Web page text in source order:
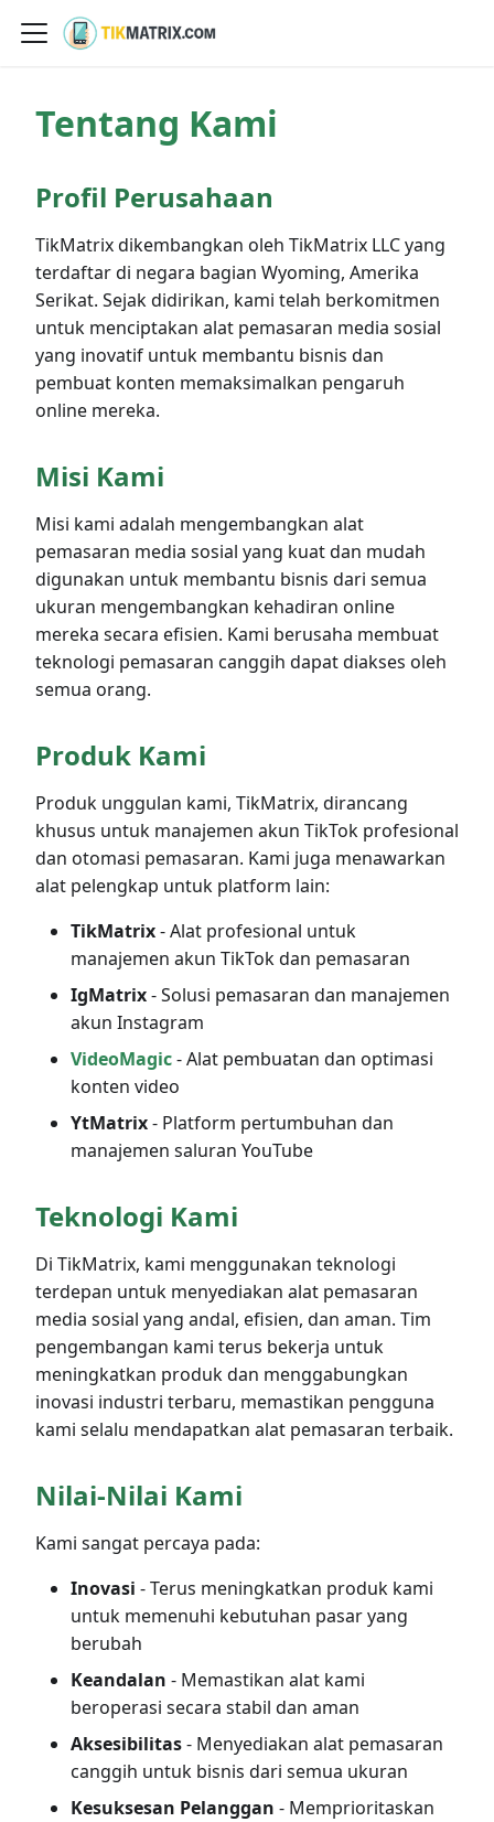
Tentang Kami
Profil Perusahaan
TikMatrix dikembangkan oleh TikMatrix LLC yang
terdaftar di negara bagian Wyoming, Amerika
Serikat. Sejak didirikan, kami telah berkomitmen
untuk menciptakan alat pemasaran media sosial
yang inovatif untuk membantu bisnis dan
pembuat konten memaksimalkan pengaruh
online mereka.
Misi Kami
Misi kami adalah mengembangkan alat
pemasaran media sosial yang kuat dan mudah
digunakan untuk membantu bisnis dari semua
ukuran mengembangkan kehadiran online
mereka secara efisien. Kami berusaha membuat
teknologi pemasaran canggih dapat diakses oleh
semua orang.
Produk Kami
Produk unggulan kami, TikMatrix, dirancang
khusus untuk manajemen akun TikTok profesional
dan otomasi pemasaran. Kami juga menawarkan
alat pelengkap untuk platform lain:
TikMatrix- Alat profesional untuk
manajemen akun TikTok dan pemasaran
IgMatrix- Solusi pemasaran dan manajemen
akun Instagram
VideoMagic- Alat pembuatan dan optimasi
konten video
YtMatrix- Platform pertumbuhan dan
manajemen saluran YouTube
Teknologi Kami
Di TikMatrix, kami menggunakan teknologi
terdepan untuk menyediakan alat pemasaran
media sosial yang andal, efisien, dan aman. Tim
pengembangan kami terus bekerja untuk
meningkatkan produk dan menggabungkan
inovasi industri terbaru, memastikan pengguna
kami selalu mendapatkan alat pemasaran terbaik.
Nilai-Nilai Kami
Kami sangat percaya pada:
Inovasi - Terus meningkatkan produk kami
untuk memenuhi kebutuhan pasar yang
berubah
Keandalan - Memastikan alat kami
beroperasi secara stabil dan aman
Aksesibilitas- Menyediakan alat pemasaran
canggih untuk bisnis dari semua ukuran
Kesuksesan Pelanggan - Memprioritaskan